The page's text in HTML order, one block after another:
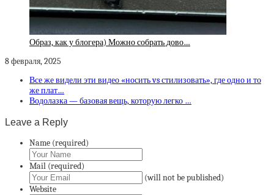
Образ, как у блогера) Можно собрать дово…
8 февраля, 2025
Все же видели эти видео «носить vs стилизовать», где одно и то
же плат…
Водолазка — базовая вещь, которую легко …
Leave a Reply
Name (required)
Mail (required)
(will not be published)
Website